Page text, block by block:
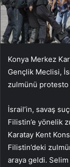
Konya Merkez
Gençlik Meclisi,
zulmünü
İsrail’in, savaş
Filistin’e yönelik
Karatay Kent
Filistin’deki
araya geldi. Selim